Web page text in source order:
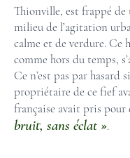
Thionville, est frappé de
milieu de l’agitation
calme et de verdure. Ce
comme hors du temps,
Ce n’est pas par hasard
propriétaire de ce fief
française avait pris pour
bruit, sans éclat ».